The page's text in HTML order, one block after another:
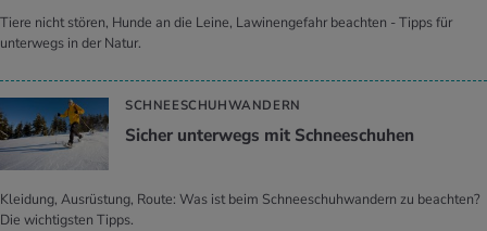
Tiere nicht stören, Hunde an die Leine, Lawinengefahr beachten - Tipps für
unterwegs in der Natur.
SCHNEESCHUHWANDERN
Si­cher un­ter­wegs mit Schnee­schu­hen
Kleidung, Ausrüstung, Route: Was ist beim Schneeschuhwandern zu beachten?
Die wichtigsten Tipps.